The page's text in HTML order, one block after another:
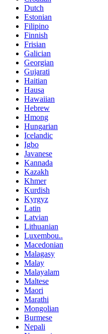
Dutch
Estonian
Filipino
Finnish
Frisian
Galician
Georgian
Gujarati
Haitian
Hausa
Hawaiian
Hebrew
Hmong
Hungarian
Icelandic
Igbo
Javanese
Kannada
Kazakh
Khmer
Kurdish
Kyrgyz
Latin
Latvian
Lithuanian
Luxembou..
Macedonian
Malagasy
Malay
Malayalam
Maltese
Maori
Marathi
Mongolian
Burmese
Nepali